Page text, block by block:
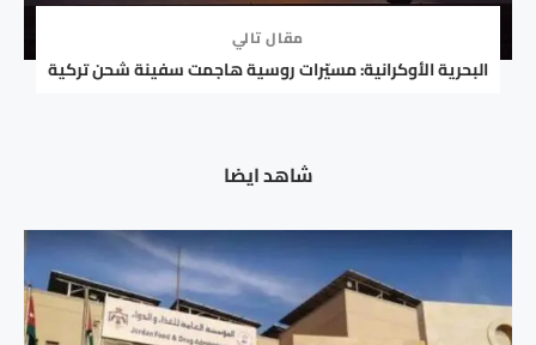
مقال تالي
البحرية الأوكرانية: مسيّرات روسية هاجمت سفينة شحن تركية
شاهد ايضا